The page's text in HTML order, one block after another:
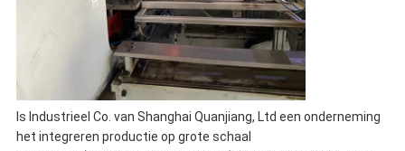
Is Industrieel Co. van Shanghai Quanjiang, Ltd een onderneming
het integreren productie op grote schaal